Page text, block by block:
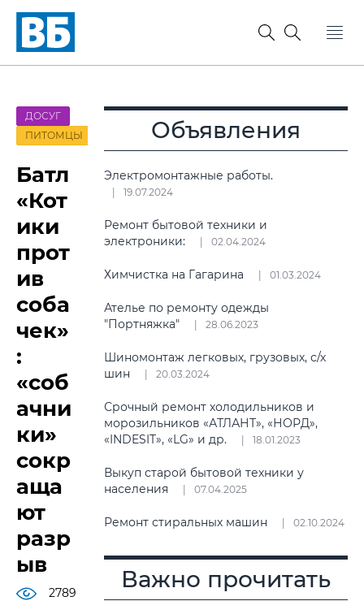
ДОСУГ
ПИТОМЦЫ
Батл
«Кот
ики
прот
ив
соба
чек»
:
«соб
ачни
ки»
сокр
аща
ют
разр
ыв
2789
Объявления
Электромонтажные работы.
19.07.2024
Ремонт бытовой техники и
электроники:
02.04.2024
Химчистка на Гагарина 01.03.2024
Ателье по ремонту одежды
"Портняжка"
28.06.2023
Шиномонтаж легковых, грузовых, с/х
шин
20.03.2024
Срочный ремонт холодильников и
морозильников «АТЛАНТ», «НОРД»,
«INDESIT», «LG» и др.
18.01.2023
Выкуп старой бытовой техники у
населения
07.04.2025
Ремонт стиральных машин 02.10.2024
Важно прочитать